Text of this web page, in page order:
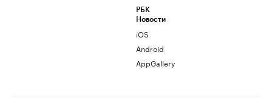
РБК
Новости
iOS
Android
AppGallery